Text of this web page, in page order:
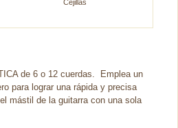
Cejillas
de 6 o 12 cuerdas. Emplea un
para lograr una rápida y precisa
mástil de la guitarra con una sola